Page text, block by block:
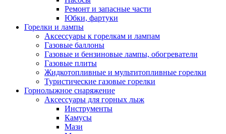
Ремонт и запасные части
Юбки, фартуки
Горелки и лампы
Аксессуары к горелкам и лампам
Газовые баллоны
Газовые и бензиновые лампы, обогреватели
Газовые плиты
Жидкотопливные и мультитопливные горелки
Туристические газовые горелки
Горнолыжное снаряжение
Аксессуары для горных лыж
Инструменты
Камусы
Мази